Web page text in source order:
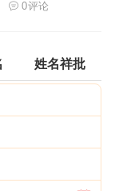
0评论
姓名祥批